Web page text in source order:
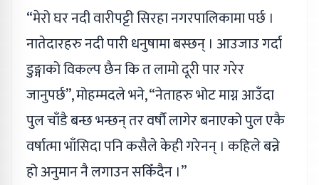
“मेरो घर नदी वारीपट्टी सिरहा नगरपालिकामा पर्छ ।
नातेदारहरु नदी पारी धनुषामा बस्छन् । आउजाउ गर्दा
डुङ्गाको विकल्प छैन कि त लामो दूरी पार गरेर
जानुपर्छ”, मोहम्मदले भने, “नेताहरु भोट माग्न आउँदा
पुल चाँडै बन्छ भन्छन् तर वर्षौ लागेर बनाएको पुल एकै
वर्षात्मा भाँसिदा पनि कसैले केही गरेनन् । कहिले बन्ने
हो अनुमान नै लगाउन सकिँदैन ।”